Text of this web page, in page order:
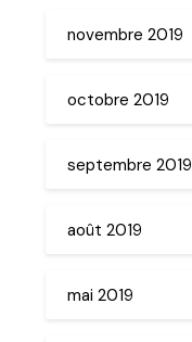
novembre 2019
octobre 2019
septembre 2019
août 2019
mai 2019